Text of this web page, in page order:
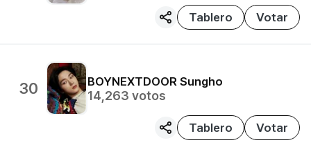
Tablero Votar
30 BOYNEXTDOOR Sungho
14,263 votos
Tablero Votar